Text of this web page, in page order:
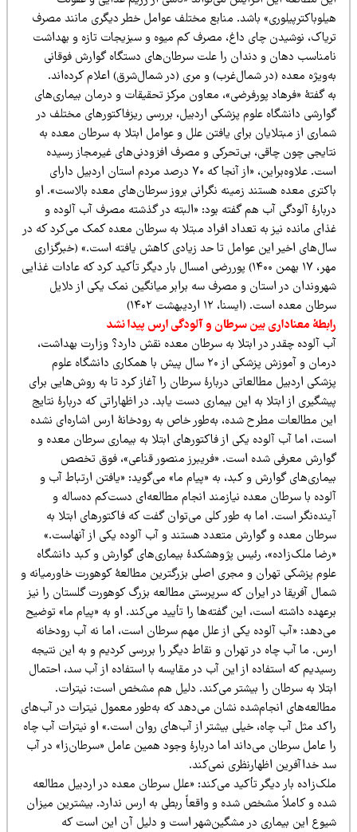
باشد. منابع مختلف عوامل خطر دیگری مانند مصرف
نوشیدن چای داغ، مصرف کم میوه و سبزیجات تازه و بهداشت
دهان و دندان را علت سرطان‌های دستگاه گوارش فوقانی
معده (در شمال‌غرب) و مری (در شمال‌شرق) اعلام کرده‌اند.
گفتۀ «فرهاد پورفرضی»، معاون مرکز تحقیقات و درمان بیماری‌های
دانشگاه علوم پزشکی اردبیل، بررسی ریزفاکتورهای مختلف در
از مبتلایان برای یافتن علل و عوامل ابتلا به سرطان معده به
چون چاقی، بی‌تحرکی و مصرف افزودنی‌های غیرمجاز رسیده
است. علاوه‌براین، «از آنجا که ۷۰ درصد مردم استان اردبیل دارای
معده هستند زمینه نگرانی بروز سرطان‌های معده بالاست». او
آلودگی آب هم گفته بود: «البته در گذشته مصرف آب آلوده و
مانده نیز به تعداد افراد مبتلا به سرطان معده کمک می‌کرد که در
اخیر این عوامل تا حد زیادی کاهش یافته است.» (خبرگزاری
مهر، ۱۷ بهمن ۱۴۰۰) پوررضی امسال بار دیگر تأکید کرد که عادات غذایی
در استان و مصرف سه برابر میانگین نمک یکی از دلایل
معده است. (ایسنا، ۱۲ اردیبهشت ۱۴۰۲)
معناداری بین سرطان و آلودگی ارس پیدا نشد
آلوده چقدر در ابتلا به سرطان معده نقش دارد؟ وزارت بهداشت،
درمان و آموزش پزشکی از ۲۰ سال پیش با همکاری دانشگاه علوم
اردبیل مطالعاتی دربارۀ سرطان را آغاز کرد تا به روش‌هایی برای
از ابتلا به این بیماری دست یابد. در اظهاراتی که دربارۀ نتایج
مطالعات مطرح شده، به‌طور خاص به رودخانۀ ارس اشاره‌ای نشده
اما آب آلوده یکی از فاکتورهای ابتلا به بیماری سرطان معده و
معرفی شده است. «فریبرز منصور قناعی»، فوق تخصص
گوارش و کبد، به «پیام ما» می‌گوید: «یافتن ارتباط آب و
با سرطان معده نیازمند انجام مطالعه‌ای دست‌کم ده‌ساله و
است. اما به ‌طور کلی می‌توان گفت که فاکتورهای ابتلا به
معده و گوارش متعدد هستند و آب آلوده یکی از آنهاست.»
ملک‌زاده»، رئیس پژوهشکدۀ بیماری‌های گوارش و کبد دانشگاه
پزشکی تهران و مجری اصلی بزرگترین مطالعۀ کوهورت خاورمیانه و
آفریقا در ایران که سرپرستی مطالعه بزرگ کوهورت گلستان را نیز
داشته است، این گفته‌ها را تأیید می‌کند. او به «پیام ما» توضیح
«آب آلوده یکی از علل مهم سرطان است، اما نه آب رودخانه
ما آب چاه در تهران و نقاط دیگر را بررسی کردیم و به این نتیجه
که استفاده از این آب در مقایسه با استفاده از آب سد، احتمال
به سرطان را بیشتر می‌کند. دلیل هم مشخص است: نیترات.
انجام‌شده نشان می‌دهد که به‌طور معمول نیترات در آب‌های
مثل آب چاه، خیلی بیشتر از آب‌های روان است.» او نیترات آب چاه
عامل سرطان می‌داند اما دربارۀ وجود همین عامل «سرطان‌زا» در آب
خداآفرین اظهارنظری نمی‌کند.
بار دیگر تأکید می‌کند: «علل سرطان معده در اردبیل مطالعه
و کاملاً مشخص شده و واقعاً ربطی به ارس ندارد. بیشترین میزان
این بیماری در مشگین‌شهر است و دلیل آن این است که